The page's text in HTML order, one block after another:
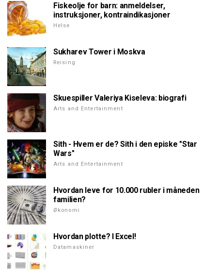
Fiskeolje for barn: anmeldelser,
instruksjoner, kontraindikasjoner
Helse
Sukharev Tower i Moskva
Reising
Skuespiller Valeriya Kiseleva: biografi
Arts and Entertainment
Sith - Hvem er de? Sith i den episke "Star
Wars"
Arts and Entertainment
Hvordan leve for 10.000 rubler i måneden
familien?
Økonomi
Hvordan plotte? I Excel!
Datamaskiner